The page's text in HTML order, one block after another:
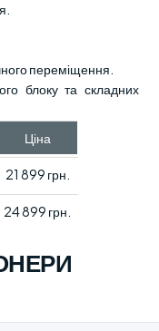
переміщення.
блоку та складних
Ціна
21 899 грн.
24 899 грн.